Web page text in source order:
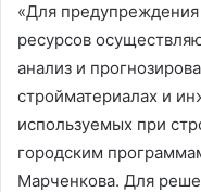
«Для
ресурсов
анализ и
стройматериалах и
используемых при
городским
Марченкова. Для